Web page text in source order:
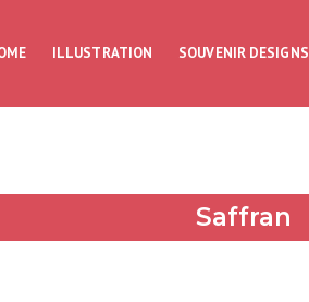
ILLUSTRATION SOUVENIR DESIGNS
Saffran